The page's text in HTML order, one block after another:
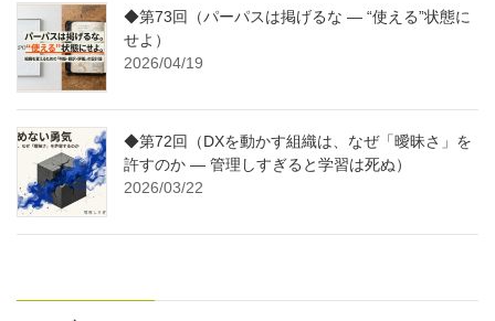
◆第73回（パーパスは掲げるな ― “使える”状態に
せよ）
2026/04/19
◆第72回（DXを動かす組織は、なぜ「曖昧さ」を
許すのか ― 管理しすぎると学習は死ぬ）
2026/03/22